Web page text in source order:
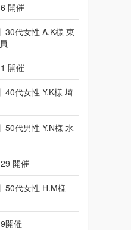
開催
30代女性 A.K様 東
開催
40代女性 Y.K様 埼
50代男性 Y.N様 水
開催
50代女性 H.M様
開催